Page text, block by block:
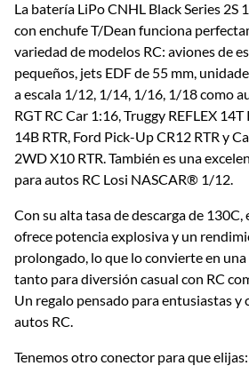
La batería LiPo CNHL Black Series 2S
con enchufe T/Dean funciona
variedad de modelos RC: aviones de
pequeños, jets EDF de 55 mm,
a escala 1/12, 1/14, 1/16, 1/18 como
RGT RC Car 1:16, Truggy REFLEX 14T
14B RTR, Ford Pick-Up CR12 RTR y
2WD X10 RTR. También es una
para autos RC Losi NASCAR® 1/12.
Con su alta tasa de descarga de
ofrece potencia explosiva y un
prolongado, lo que lo convierte en
tanto para diversión casual con RC
Un regalo pensado para entusiastas y
autos RC.
Tenemos otro conector para que